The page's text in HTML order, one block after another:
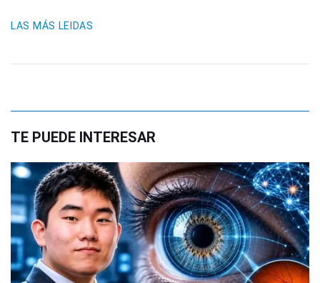
LAS MÁS LEIDAS
TE PUEDE INTERESAR